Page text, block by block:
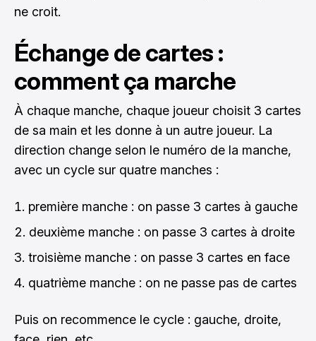
ne croit.
Échange de cartes :
comment ça marche
À chaque manche, chaque joueur choisit 3 cartes
de sa main et les donne à un autre joueur. La
direction change selon le numéro de la manche,
avec un cycle sur quatre manches :
première manche : on passe 3 cartes à gauche
deuxième manche : on passe 3 cartes à droite
troisième manche : on passe 3 cartes en face
quatrième manche : on ne passe pas de cartes
Puis on recommence le cycle : gauche, droite,